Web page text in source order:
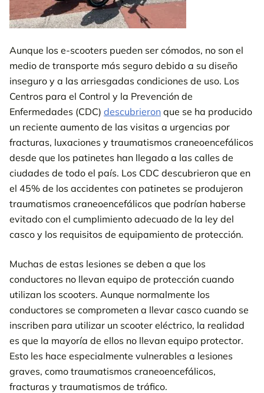
Aunque los e-scooters pueden ser cómodos, no son el
medio de transporte más seguro debido a su diseño
inseguro y a las arriesgadas condiciones de uso. Los
Centros para el Control y la Prevención de
Enfermedades (CDC) descubrieron que se ha producido
un reciente aumento de las visitas a urgencias por
fracturas, luxaciones y traumatismos craneoencefálicos
desde que los patinetes han llegado a las calles de
ciudades de todo el país. Los CDC descubrieron que en
el 45% de los accidentes con patinetes se produjeron
traumatismos craneoencefálicos que podrían haberse
evitado con el cumplimiento adecuado de la ley del
casco y los requisitos de equipamiento de protección.
Muchas de estas lesiones se deben a que los
conductores no llevan equipo de protección cuando
utilizan los scooters. Aunque normalmente los
conductores se comprometen a llevar casco cuando se
inscriben para utilizar un scooter eléctrico, la realidad
es que la mayoría de ellos no llevan equipo protector.
Esto les hace especialmente vulnerables a lesiones
graves, como traumatismos craneoencefálicos,
fracturas y traumatismos de tráfico.